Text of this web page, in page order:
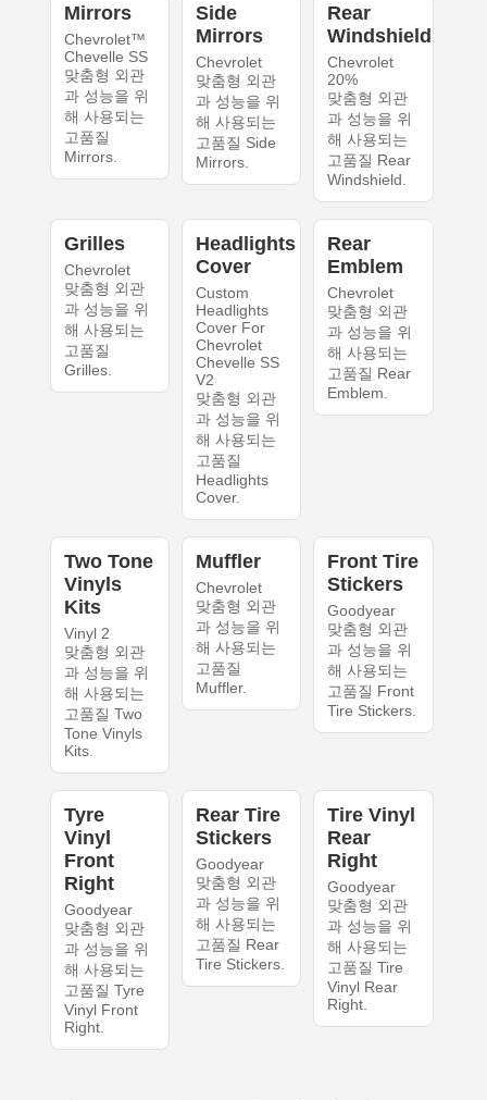
Mirrors
Chevrolet™
Chevelle SS
맞춤형 외관
과 성능을 위
해 사용되는
고품질
Mirrors.
Side
Mirrors
Chevrolet
맞춤형 외관
과 성능을 위
해 사용되는
고품질 Side
Mirrors.
Rear
Windshield
Chevrolet
20%
맞춤형 외관
과 성능을 위
해 사용되는
고품질 Rear
Windshield.
Grilles
Chevrolet
맞춤형 외관
과 성능을 위
해 사용되는
고품질
Grilles.
Headlights
Cover
Custom
Headlights
Cover For
Chevrolet
Chevelle SS
V2
맞춤형 외관
과 성능을 위
해 사용되는
고품질
Headlights
Cover.
Rear
Emblem
Chevrolet
맞춤형 외관
과 성능을 위
해 사용되는
고품질 Rear
Emblem.
Two Tone
Vinyls
Kits
Vinyl 2
맞춤형 외관
과 성능을 위
해 사용되는
고품질 Two
Tone Vinyls
Kits.
Muffler
Chevrolet
맞춤형 외관
과 성능을 위
해 사용되는
고품질
Muffler.
Front Tire
Stickers
Goodyear
맞춤형 외관
과 성능을 위
해 사용되는
고품질 Front
Tire Stickers.
Tyre
Vinyl
Front
Right
Goodyear
맞춤형 외관
과 성능을 위
해 사용되는
고품질 Tyre
Vinyl Front
Right.
Rear Tire
Stickers
Goodyear
맞춤형 외관
과 성능을 위
해 사용되는
고품질 Rear
Tire Stickers.
Tire Vinyl
Rear
Right
Goodyear
맞춤형 외관
과 성능을 위
해 사용되는
고품질 Tire
Vinyl Rear
Right.